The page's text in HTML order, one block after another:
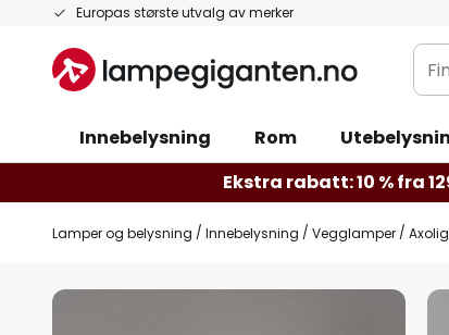
Europas største utvalg av merker
Hopp
innhold
Finn
din
Innebelysning
Rom
Ekstra rabatt: 10 % fra
Lamper og belysning Innebelysning Vegglamper
Gå